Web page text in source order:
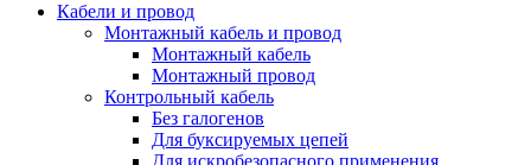
Кабели и провод
Монтажный кабель и провод
Монтажный кабель
Монтажный провод
Контрольный кабель
Без галогенов
Для буксируемых цепей